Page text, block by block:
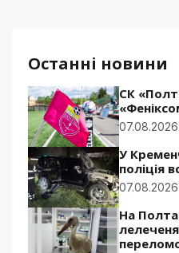
Останні новини
СК
07.08.2026
У
поліція
07.08.2026
На